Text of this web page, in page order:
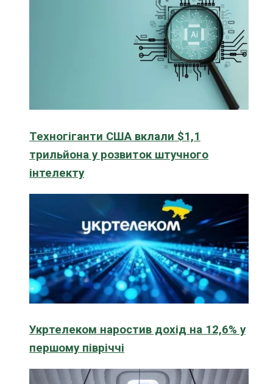
Техногіганти США вклали $1,1
трильйона у розвиток штучного
інтелекту
Укртелеком наростив дохід на 12,6% у
першому півріччі